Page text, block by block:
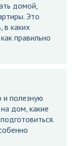
домой,
Это
в каких
правильно
и полезную
дом, какие